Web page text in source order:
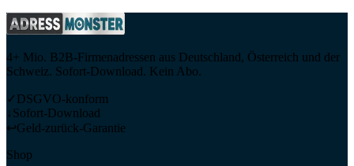
4+ Mio. B2B-Firmenadressen aus Deutschland, Österreich und der
Schweiz. Sofort-Download. Kein Abo.
✓ DSGVO-konform
↓Sofort-Download
↩Geld-zurück-Garantie
Shop